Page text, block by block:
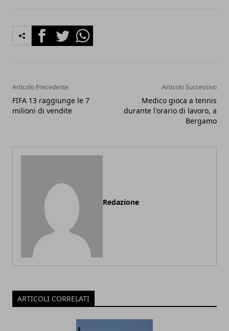
FacebookTwitterWhatsapp
Articolo Precedente
FIFA 13 raggiunge le 7
milioni di vendite
Articolo Successivo
Medico gioca a tennis
durante l'orario di lavoro, a
Bergamo
Redazione
ARTICOLI CORRELATI